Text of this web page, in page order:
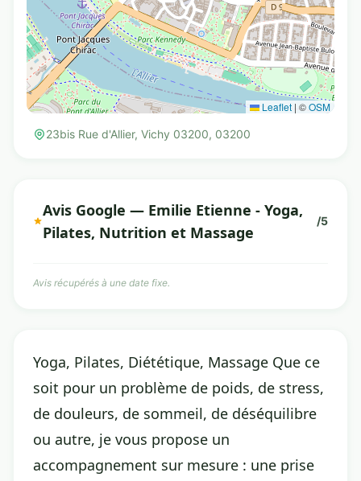
Leaflet | ©OSM
23bis Rue d'Allier, Vichy 03200, 03200
Avis Google — Emilie Etienne - Yoga,
Pilates, Nutrition et Massage
/5
Avis récupérés à une date fixe.
Yoga, Pilates, Diététique, Massage Que ce
soit pour un problème de poids, de stress,
de douleurs, de sommeil, de déséquilibre
ou autre, je vous propose un
accompagnement sur mesure : une prise